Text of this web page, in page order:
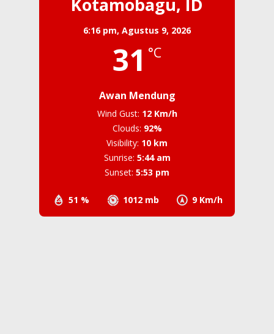
6:16 pm, Agustus 9, 2026
31 °C
Awan Mendung
51 % 1012 mb 9 Km/h
Wind Gust: 12 Km/h
Clouds: 92%
Visibility: 10 km
Sunrise: 5:44 am
Sunset: 5:53 pm